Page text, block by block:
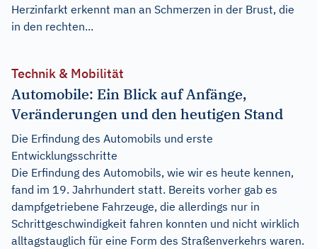
Herzinfarkt erkennt man an Schmerzen in der Brust, die
in den rechten...
Technik & Mobilität
Automobile: Ein Blick auf Anfänge,
Veränderungen und den heutigen Stand
Die Erfindung des Automobils und erste
Entwicklungsschritte
Die Erfindung des Automobils, wie wir es heute kennen,
fand im 19. Jahrhundert statt. Bereits vorher gab es
dampfgetriebene Fahrzeuge, die allerdings nur in
Schrittgeschwindigkeit fahren konnten und nicht wirklich
alltagstauglich für eine Form des Straßenverkehrs waren.